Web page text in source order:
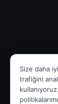
Size daha
trafiğini